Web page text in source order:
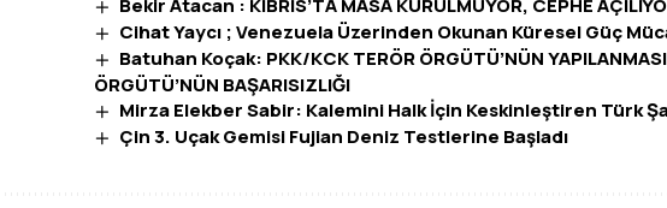
Bekir Atacan : KIBRIS’TA MASA KURULMUYOR, CEPHE
Cihat Yaycı ; Venezuela Üzerinden Okunan Küresel Güç
Batuhan Koçak: PKK/KCK TERÖR ÖRGÜTÜ’NÜN YAPILANMASI
ÖRGÜTÜ’NÜN BAŞARISIZLIĞI
Mirza Elekber Sabir: Kalemini Halk İçin Keskinleştiren Türk
Çin 3. Uçak Gemisi Fujian Deniz Testlerine Başladı